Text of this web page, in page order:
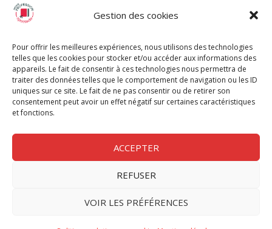
Gestion des cookies
Pour offrir les meilleures expériences, nous utilisons des technologies
telles que les cookies pour stocker et/ou accéder aux informations des
appareils. Le fait de consentir à ces technologies nous permettra de
traiter des données telles que le comportement de navigation ou les ID
uniques sur ce site. Le fait de ne pas consentir ou de retirer son
consentement peut avoir un effet négatif sur certaines caractéristiques
et fonctions.
ACCEPTER
REFUSER
VOIR LES PRÉFÉRENCES
Chèque Intermittents
Chèque Compta
Chèque Emploi Spectacle
G-Pods
Profession Audio-visuel
Le Cahier Pro
Suivre Suivre
Nous contacter